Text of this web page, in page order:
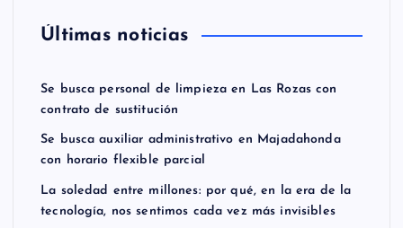
Últimas noticias
Se busca personal de limpieza en Las Rozas con
contrato de sustitución
Se busca auxiliar administrativo en Majadahonda
con horario flexible parcial
La soledad entre millones: por qué, en la era de la
tecnología, nos sentimos cada vez más invisibles